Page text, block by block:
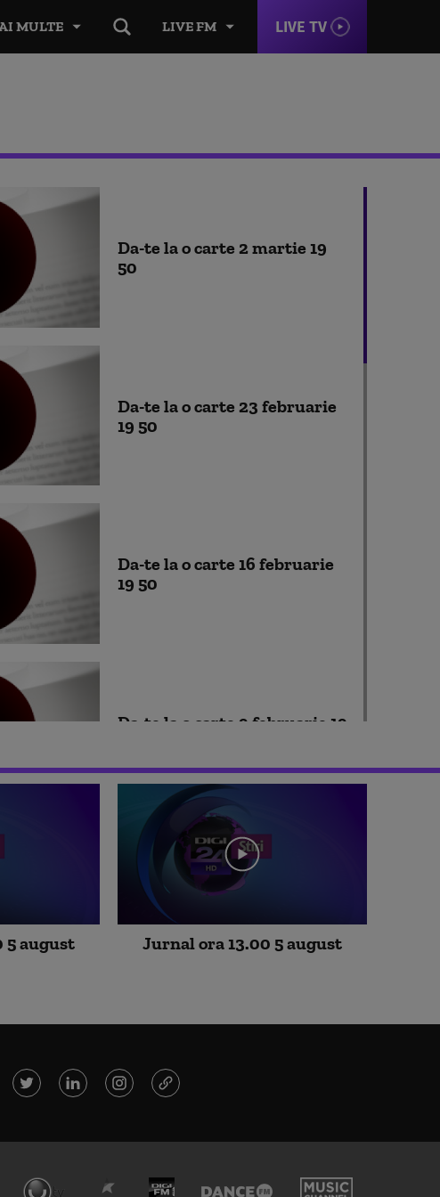
LIVE FM LIVE TV
MULTE
Da-te la o carte 2 martie 19
50
Da-te la o carte 23 februarie
19 50
Da-te la o carte 16 februarie
19 50
Da-te la o carte 9 februarie 19
Da-te la o carte 2 februarie 19
5 august Jurnal ora 13.00 5 august